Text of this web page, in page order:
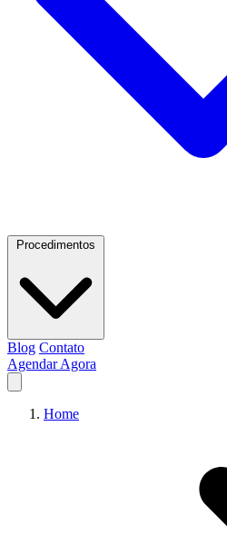
Blog Contato
Agendar Agora
Home